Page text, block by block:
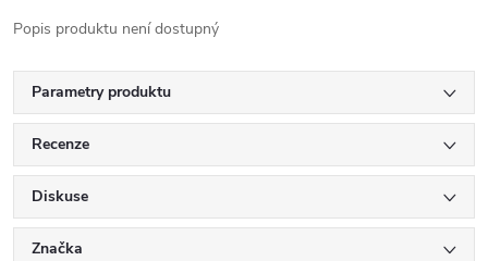
Popis produktu není dostupný
Parametry produktu
Recenze
Diskuse
Značka